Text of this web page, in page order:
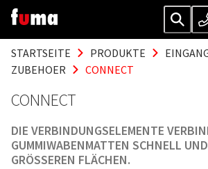
STARTSEITE PRODUKTE
ZUBEHOER
CONNECT
CONNECT
DIE VERBINDUNGSELEMENTE
GUMMIWABENMATTEN SCHNELL
GRÖSSEREN FLÄCHEN.